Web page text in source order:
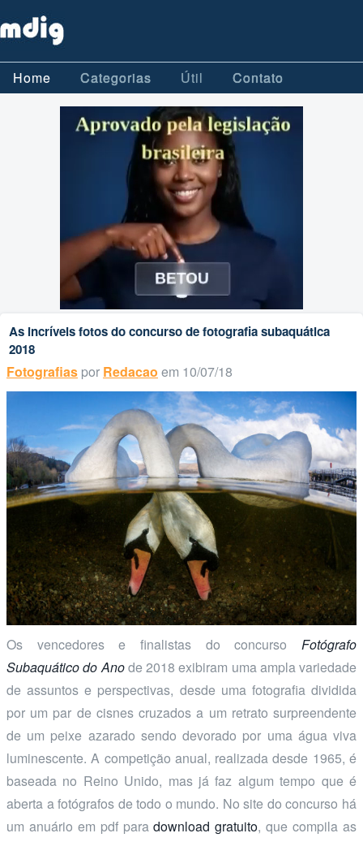
Home Categorias Útil Contato
As incríveis fotos do concurso de fotografia subaquática
2018
Fotografias por Redacao em 10/07/18
Os vencedores e finalistas do concurso Fotógrafo
Subaquático do Anode 2018 exibiram uma ampla variedade
de assuntos e perspectivas, desde uma fotografia dividida
por um par de cisnes cruzados a um retrato surpreendente
de um peixe azarado sendo devorado por uma água viva
luminescente. A competição anual, realizada desde 1965, é
baseada no Reino Unido, mas já faz algum tempo que é
aberta a fotógrafos de todo o mundo. No site do concurso há
um anuário em pdf paradownload gratuito, que compila as